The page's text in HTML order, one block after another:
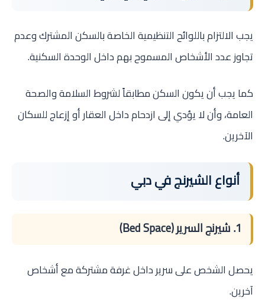
يجب الالتزام باللوائح التنظيمية الخاصة بالسكن المشترك وعدم
تجاوز عدد الأشخاص المسموح بهم داخل الوحدة السكنية.
كما يجب أن يكون السكن مطابقاً لشروط السلامة والصحة
العامة، وأن لا يؤدي إلى ازدحام داخل العقار أو إزعاج للسكان
الآخرين.
أنواع الشيرنج في دبي
1. شيرنج السرير (Bed Space)
يحصل الشخص على سرير داخل غرفة مشتركة مع أشخاص
آخرين.